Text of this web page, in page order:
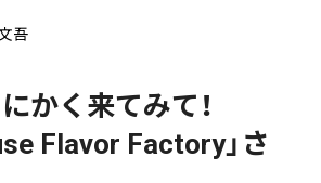
吾
にかく来てみて！
Flavor Factory」さ